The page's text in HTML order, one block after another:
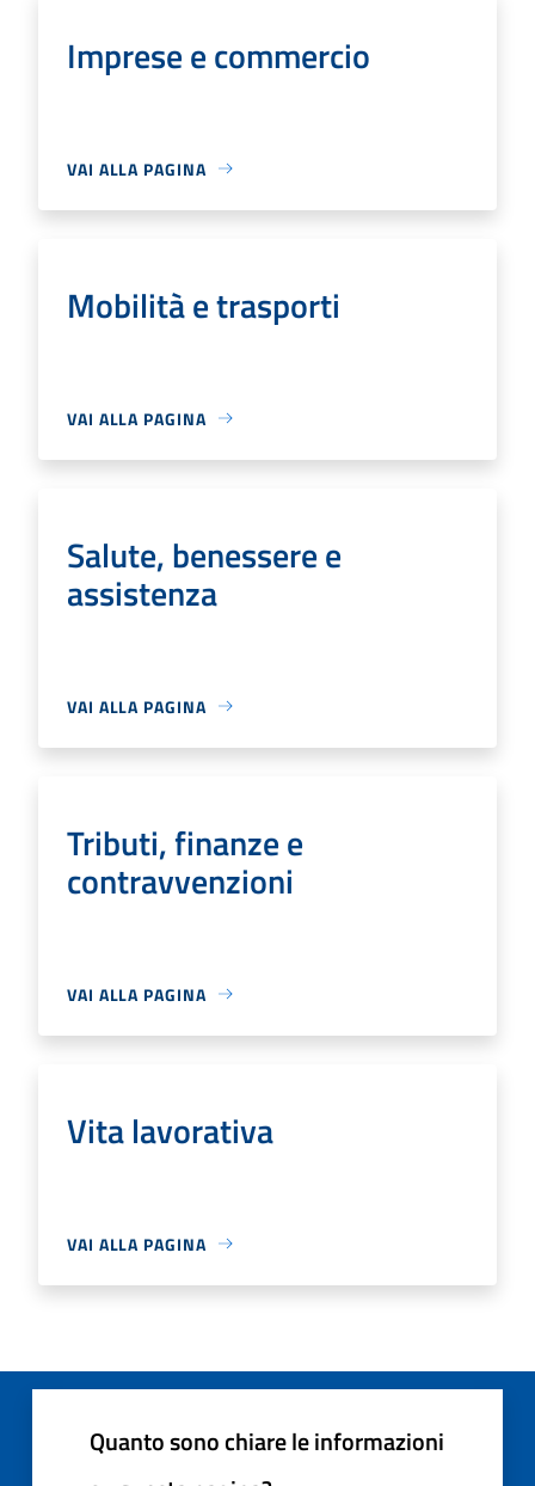
Imprese e commercio
VAI ALLA PAGINA
Mobilità e trasporti
VAI ALLA PAGINA
Salute, benessere e
assistenza
VAI ALLA PAGINA
Tributi, finanze e
contravvenzioni
VAI ALLA PAGINA
Vita lavorativa
VAI ALLA PAGINA
Quanto sono chiare le informazioni